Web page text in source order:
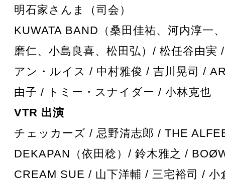
明石家さんま（司会）
KUWATA BAND（桑田佳祐、河内淳一
磨仁、小島良喜、松田弘）/ 松任谷由実
アン・ルイス / 中村雅俊 / 吉川晃司 /
由子 / トミー・スナイダー / 小林克也
VTR 出演
チェッカーズ / 忌野清志郎 / THE
DEKAPAN（依田稔）/ 鈴木雅之 /
CREAM SUE / 山下洋輔 / 三宅裕司 / 小